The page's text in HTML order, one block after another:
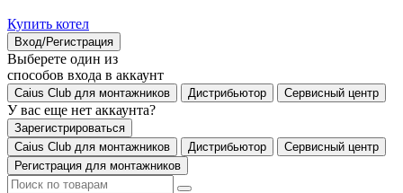
Купить котел
Вход/Регистрация
Выберете один из
способов входа в аккаунт
Caius Club для монтажников Дистрибьютор Сервисный центр
У вас еще нет аккаунта?
Зарегистрироваться
Caius Club для монтажников
Дистрибьютор
Сервисный центр
Регистрация для монтажников